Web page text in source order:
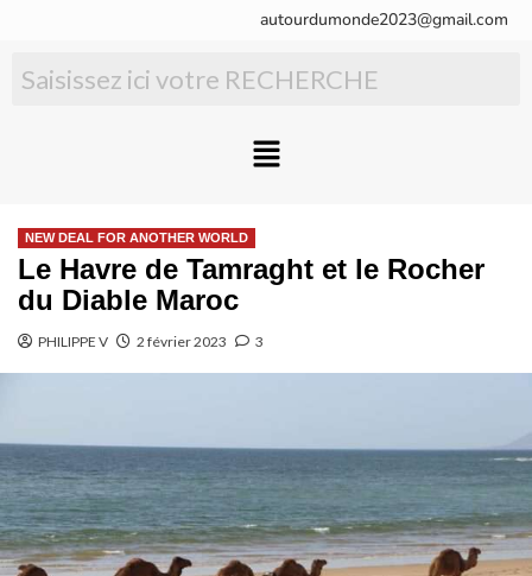
autourdumonde2023@gmail.com
NEW DEAL FOR ANOTHER WORLD
Le Havre de Tamraght et le Rocher
du Diable Maroc
PHILIPPE V 2 février 2023 3